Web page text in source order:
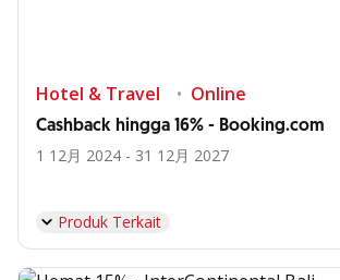
Hotel & Travel Online
Cashback hingga 16% - Booking.com
1 12月 2024 - 31 12月 2027
Produk Terkait